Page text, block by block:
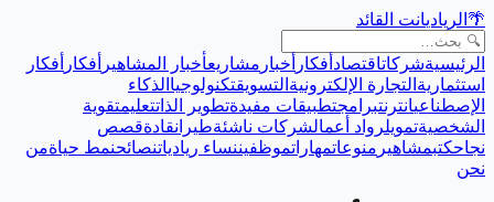
🌴 الرياديانت القائد
الرئيسيةشركاتاقتصاد أفكار أخبار مشاريعأخبار المشاهير أفكار أفكار
استثمارية التجارة الإلكترونية التسويقتكنولوجيا الذكاء
الإصطناعيانترنتبرامجتطبيقات مفيدةتطوير الذاتتعليمتقوية
الشخصيةتمويلرواد أعمالشركات ناشئةطيرانقادةقصص
نجاحكتبمشاهير منوعاتمهاراتموظفيننساء ريادياتنصائحنمط حياةمن
نحن